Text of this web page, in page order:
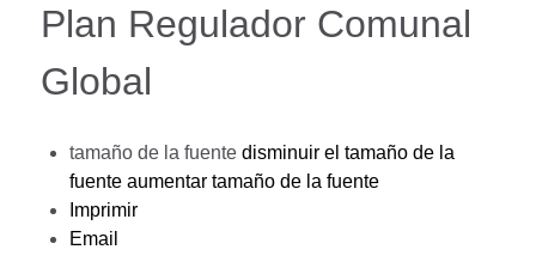
Plan Regulador Comunal
Global
tamaño de la fuente disminuir el tamaño de la
fuente aumentar tamaño de la fuente
Imprimir
Email